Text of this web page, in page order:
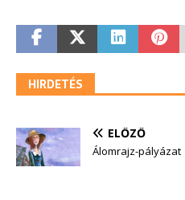
HIRDETÉS
ELŐZŐ
Álomrajz-pályázat